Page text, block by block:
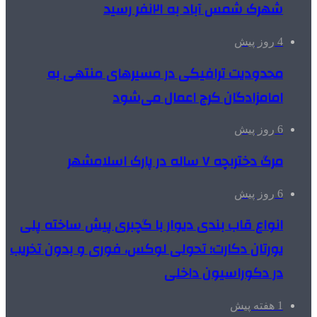
شهرک شمس آباد به ۲۱نفر رسید
4 روز پیش
محدودیت ترافیکی در مسیرهای منتهی به
امامزادگان کرج اعمال می‌شود
6 روز پیش
مرگ دختربچه ۷ ساله در پارک اسلامشهر
6 روز پیش
انواع قاب بندی دیوار با گچبری پیش ساخته پلی
یورتان دکارت؛ تحولی لوکس، فوری و بدون تخریب
در دکوراسیون داخلی
1 هفته پیش